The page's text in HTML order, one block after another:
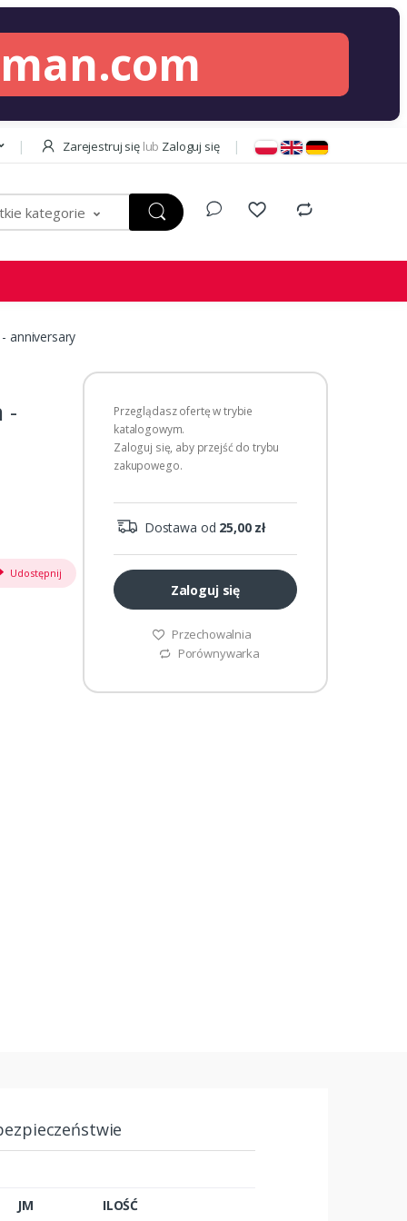
Zarejestruj się lub Zaloguj się
kategorie
anniversary
-
Udostępnij
Przeglądasz ofertę w trybie
katalogowym.
Zaloguj się, aby przejść do trybu
zakupowego.
Dostawa od 25,00 zł
Zaloguj się
Przechowalnia
Porównywarka
JM ILOŚĆ